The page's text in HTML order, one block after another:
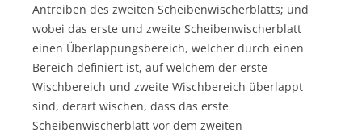
Antreiben des zweiten Scheibenwischerblatts; und
wobei das erste und zweite Scheibenwischerblatt
einen Überlappungsbereich, welcher durch einen
Bereich definiert ist, auf welchem der erste
Wischbereich und zweite Wischbereich überlappt
sind, derart wischen, dass das erste
Scheibenwischerblatt vor dem zweiten